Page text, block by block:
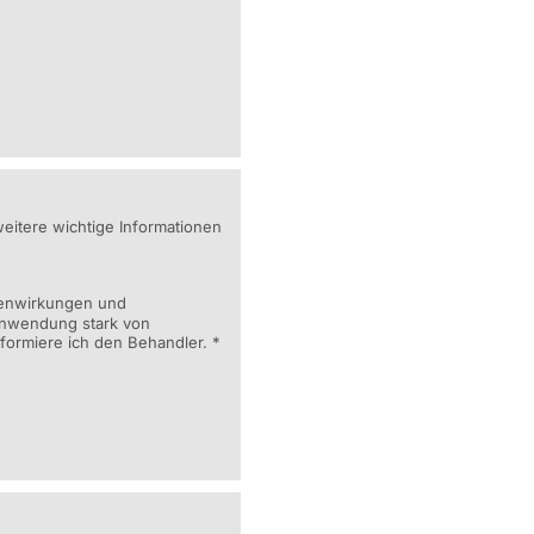
wichtige Informationen
und
stark von
ich den Behandler. *